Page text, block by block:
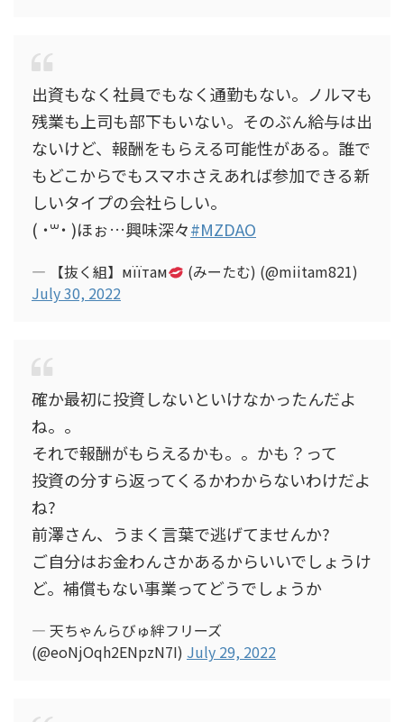
出資もなく社員でもなく通勤もない。ノルマも
残業も上司も部下もいない。そのぶん給与は出
ないけど、報酬をもらえる可能性がある。誰で
もどこからでもスマホさえあれば参加できる新
しいタイプの会社らしい。
( ˙꒳​˙ )ほぉ…興味深々#MZDAO
— 【抜く組】мïïтам
(みーたむ) (@miitam821)
July 30, 2022
確か最初に投資しないといけなかったんだよ
ね。。
それで報酬がもらえるかも。。かも？って
投資の分すら返ってくるかわからないわけだよ
ね?
前澤さん、うまく言葉で逃げてませんか?
ご自分はお金わんさかあるからいいでしょうけ
ど。補償もない事業ってどうでしょうか
— 天ちゃんらびゅ絆フリーズ
(@eoNjOqh2ENpzN7I) July 29, 2022